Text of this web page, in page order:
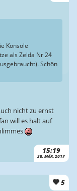
15:19
28. MÄR. 2017
Konsole
als Zelda Nr 24
Schön
nicht zu ernst
will es halt auf
5